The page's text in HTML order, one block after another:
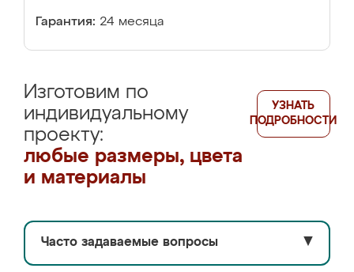
Гарантия: 24 месяца
Изготовим по
индивидуальному
проекту:
любые размеры, цвета
и материалы
УЗНАТЬ
ПОДРОБНОСТИ
Часто задаваемые вопросы ▼